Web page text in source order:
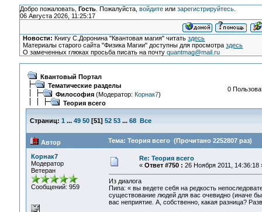
Добро пожаловать, Гость. Пожалуйста, войдитеили зарегистрируйтесь.
06 Августа 2026, 11:25:17
Новости: Книгу С.Доронина "Квантовая магия" читатьздесь
Материалы старого сайта "Физика Магии" доступны для просмотраздесь
О замеченных глюках просьба писать на почтуquantmag@mail.ru
Квантовый Портал
Тематические разделы
Философия(Модератор: Корнак7)
Теория всего
0
Страниц: 1 ... 49 50[51] 52 53 ... 68 Все
Автор Тема: Теория всего (Прочитано 2252807 раз)
Корнак7
Модератор
Ветеран
Сообщений: 959
Re: Теория всего
« Ответ #750 : 26 Ноября 2011, 14:36:18
Из диалога
Пипа: « вы ведете себя на редкость
существование людей для вас очевидно (иначе
вас неприятие. А, собственно, какая разница?